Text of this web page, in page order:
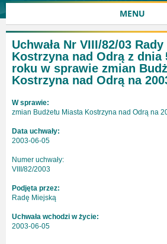
MENU
Uchwała Nr VIII/82/03
Kostrzyna nad Odrą z dnia
roku w sprawie zmian
Kostrzyna nad Odrą na
W sprawie:
zmian Budżetu Miasta Kostrzyna nad Odrą na
Data uchwały:
2003-06-05
Numer uchwały:
VIII/82/2003
Podjęta przez:
Radę Miejską
Uchwała wchodzi w życie:
2003-06-05